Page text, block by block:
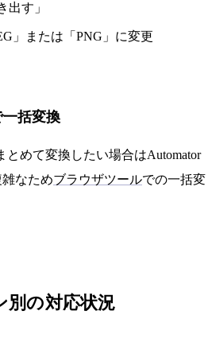
出す」
」または「PNG」に変更
括変換
とめて変換したい場合はAutomator
なためブラウザツールでの一括変
別の対応状況